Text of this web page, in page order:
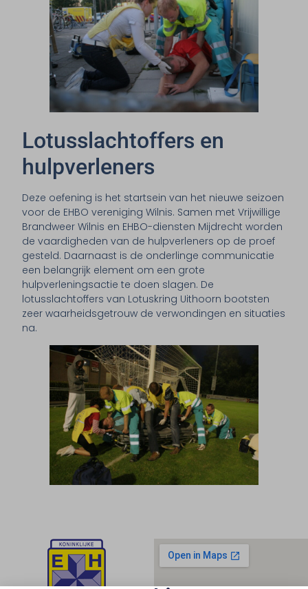
Lotusslachtoffers en
hulpverleners
Deze oefening is het startsein van het nieuwe seizoen
voor de EHBO vereniging Wilnis. Samen met Vrijwillige
Brandweer Wilnis en EHBO-diensten Mijdrecht worden
de vaardigheden van de hulpverleners op de proef
gesteld. Daarnaast is de onderlinge communicatie
een belangrijk element om een grote
hulpverleningsactie te doen slagen. De
lotusslachtoffers van Lotuskring Uithoorn bootsten
zeer waarheidsgetrouw de verwondingen en situaties
na.